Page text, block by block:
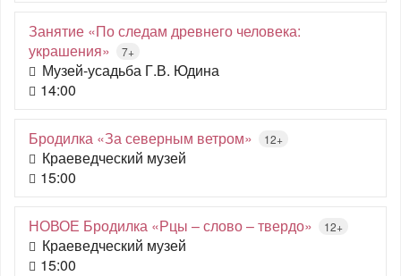
Занятие «По следам древнего человека:
украшения»
7+
Музей-усадьба Г.В. Юдина
14:00
Бродилка «За северным ветром» 12+
Краеведческий музей
15:00
НОВОЕ Бродилка «Рцы – слово – твердо» 12+
Краеведческий музей
15:00